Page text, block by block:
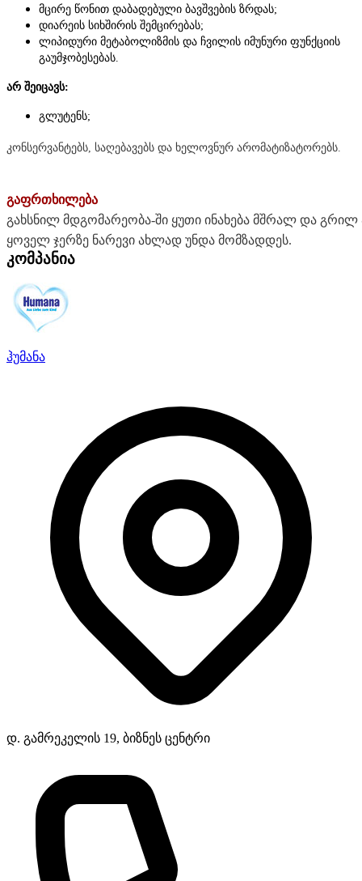
მცირე წონით დაბადებული ბავშვების ზრდას;
დიარეის სიხშირის შემცირებას;
ლიპიდური მეტაბოლიზმის და ჩვილის იმუნური ფუნქციის
გაუმჯობესებას
არ შეიცავს:
გლუტენს;
კონსერვანტებს საღებავებს და ხელოვნურ არომატიზატორებს
გაფრთხილება
გახსნილ მდგომარეობა-ში ყუთი ინახება მშრალ და გრილ
ყოველ ჯერზე ნარევი ახლად უნდა მომზადდეს.
კომპანია
ჰუმანა
დ. გამრეკელის 19, ბიზნეს ცენტრი